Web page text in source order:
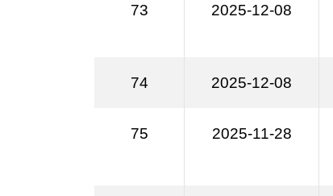
73 2025-12-08
74 2025-12-08
75 2025-11-28